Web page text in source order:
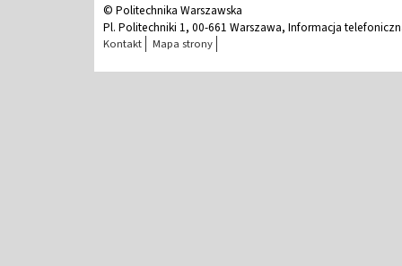
© Politechnika Warszawska
Pl. Politechniki 1, 00-661 Warszawa, Informacja
Kontakt Mapa strony